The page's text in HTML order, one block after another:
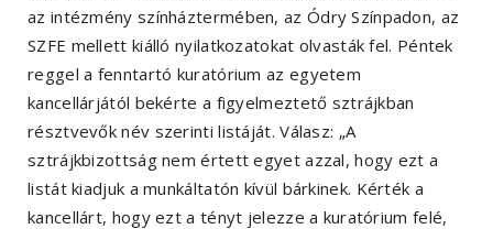
az intézmény színháztermében, az Ódry Színpadon, az
SZFE mellett kiálló nyilatkozatokat olvasták fel. Péntek
reggel a fenntartó kuratórium az egyetem
kancellárjától bekérte a figyelmeztető sztrájkban
résztvevők név szerinti listáját. Válasz: „A
sztrájkbizottság nem értett egyet azzal, hogy ezt a
listát kiadjuk a munkáltatón kívül bárkinek. Kérték a
kancellárt, hogy ezt a tényt jelezze a kuratórium felé,